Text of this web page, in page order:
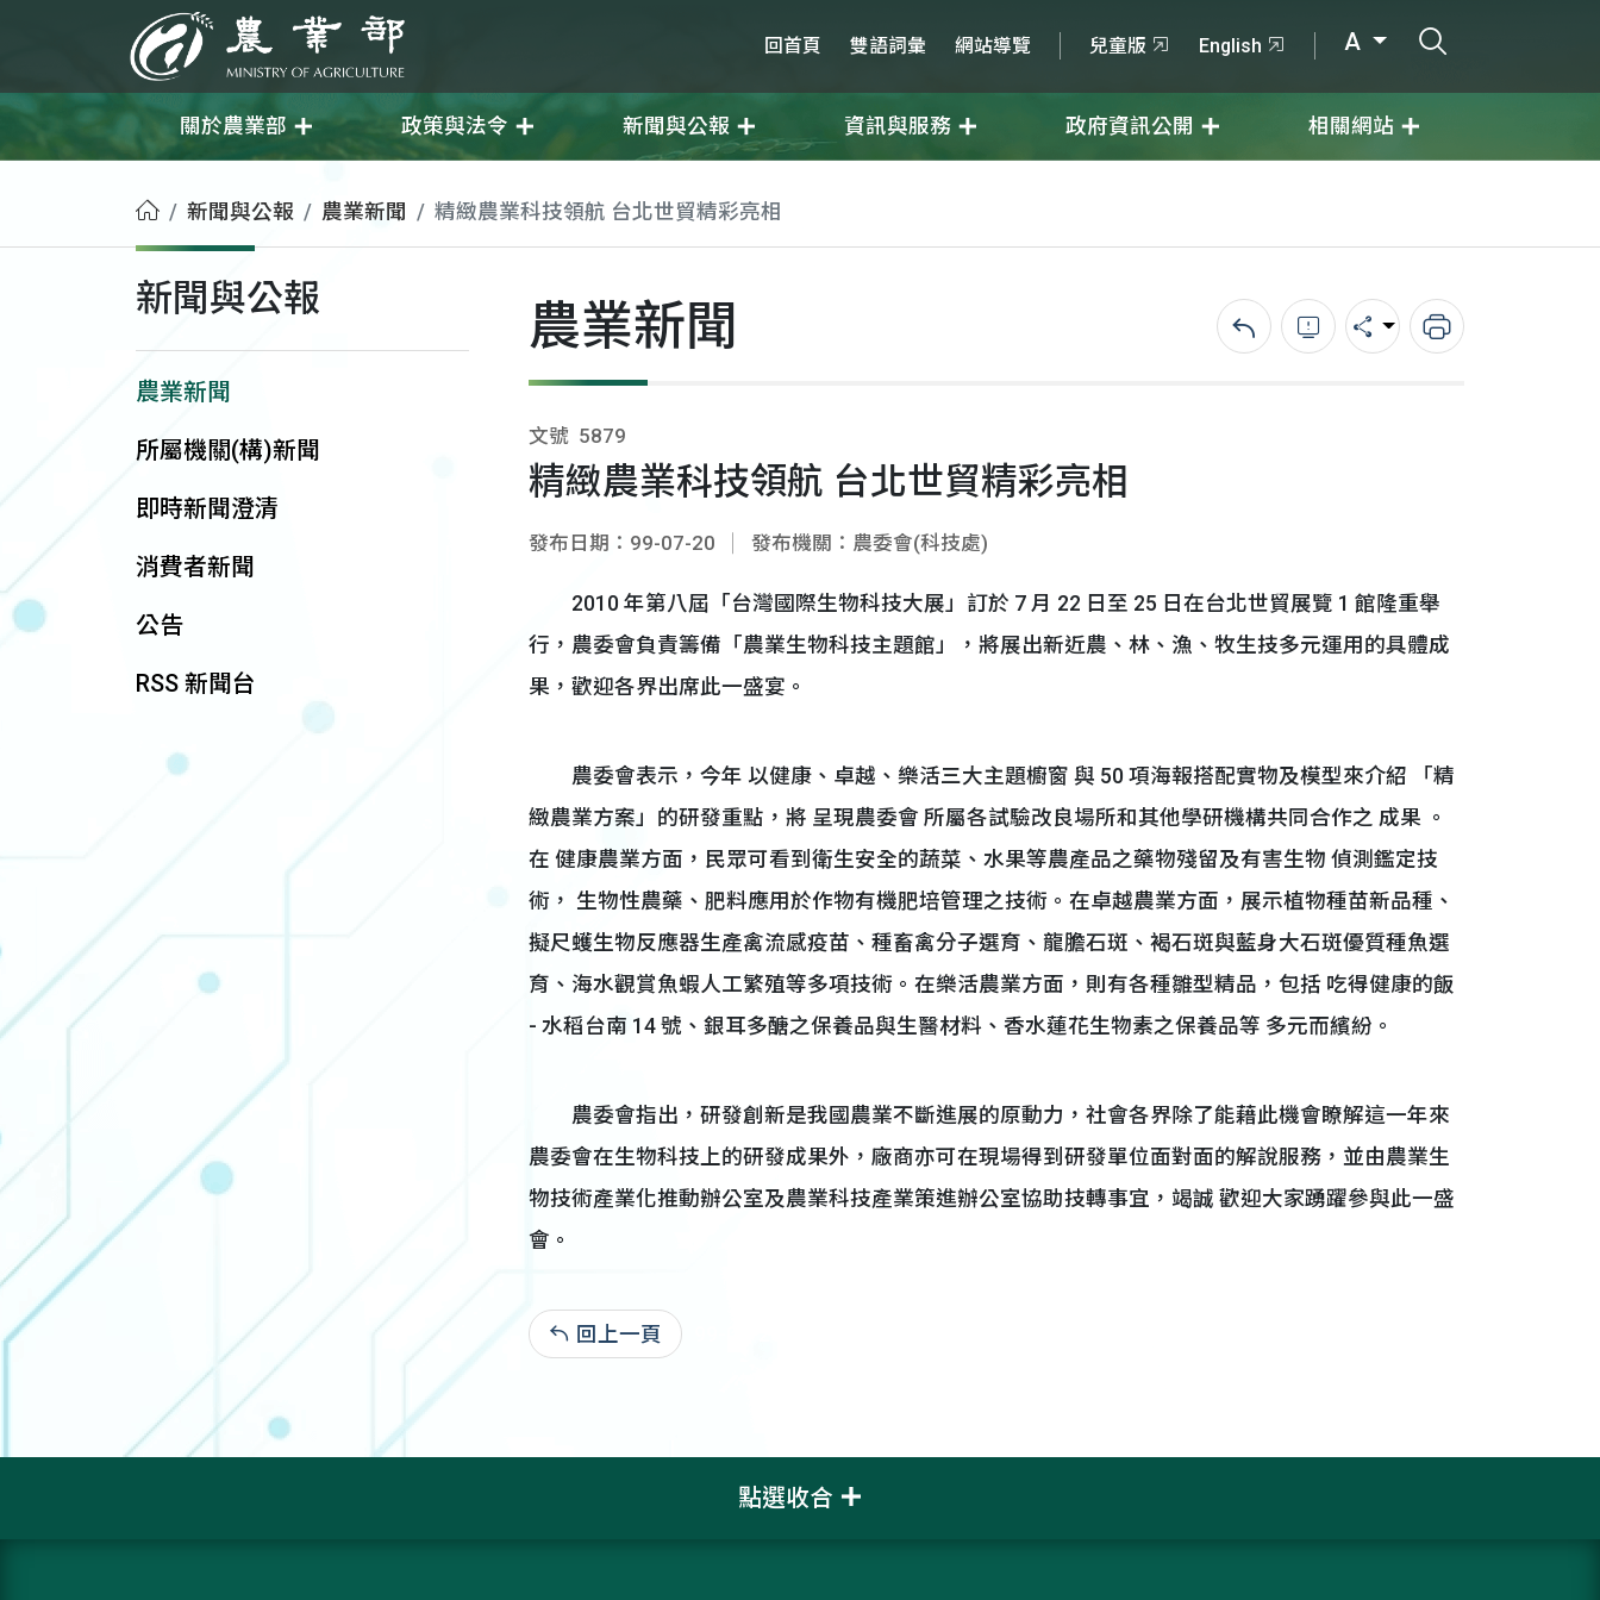
農業部 回首頁 雙語詞彙 網站導覽 兒童版 English A
關於農業部 政策與法令 新聞與公報 資訊與服務 政府資訊公開 相關網站
首頁新聞與公報 農業新聞 精緻農業科技領航 台北世貿精彩亮相
新聞與公報
農業新聞
所屬機關(構)新聞
即時新聞澄清
消費者新聞
公告
RSS 新聞台
農業新聞 回上一頁錯誤回報分享 列印
文號 5879
精緻農業科技領航 台北世貿精彩亮相
發布日期：99-07-20 發布機關：農委會(科技處)
2010 年第八屆「台灣國際生物科技大展」訂於 7 月 22 日至 25 日在台北世貿展覽 1 館隆重舉
行，農委會負責籌備「農業生物科技主題館」，將展出新近農、林、漁、牧生技多元運用的具體成
果，歡迎各界出席此一盛宴。
農委會表示，今年 以健康、卓越、樂活三大主題櫥窗 與 50 項海報搭配實物及模型來介紹 「精
緻農業方案」的研發重點，將 呈現農委會 所屬各試驗改良場所和其他學研機構共同合作之 成果 。
在 健康農業方面，民眾可看到衛生安全的蔬菜、水果等農產品之藥物殘留及有害生物 偵測鑑定技
術， 生物性農藥、肥料應用於作物有機肥培管理之技術。在卓越農業方面，展示植物種苗新品種、
擬尺蠖生物反應器生產禽流感疫苗、種畜禽分子選育、龍膽石斑、褐石斑與藍身大石斑優質種魚選
育、海水觀賞魚蝦人工繁殖等多項技術。在樂活農業方面，則有各種雛型精品，包括 吃得健康的飯
- 水稻台南 14 號、銀耳多醣之保養品與生醫材料、香水蓮花生物素之保養品等 多元而繽紛。
農委會指出，研發創新是我國農業不斷進展的原動力，社會各界除了能藉此機會瞭解這一年來
農委會在生物科技上的研發成果外，廠商亦可在現場得到研發單位面對面的解說服務，並由農業生
物技術產業化推動辦公室及農業科技產業策進辦公室協助技轉事宜，竭誠 歡迎大家踴躍參與此一盛
會。
回上一頁
點選收合